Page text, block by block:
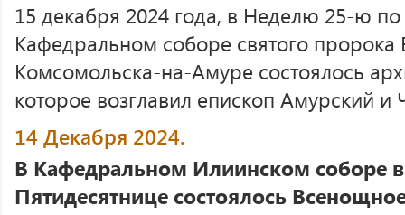
15 декабря 2024 года, в Неделю 25-ю по
Кафедральном соборе святого
Комсомольска-на-Амуре состоялось
которое возглавил епископ Амурский
14 Декабря 2024.
В Кафедральном Илиинском соборе
Пятидесятнице состоялось